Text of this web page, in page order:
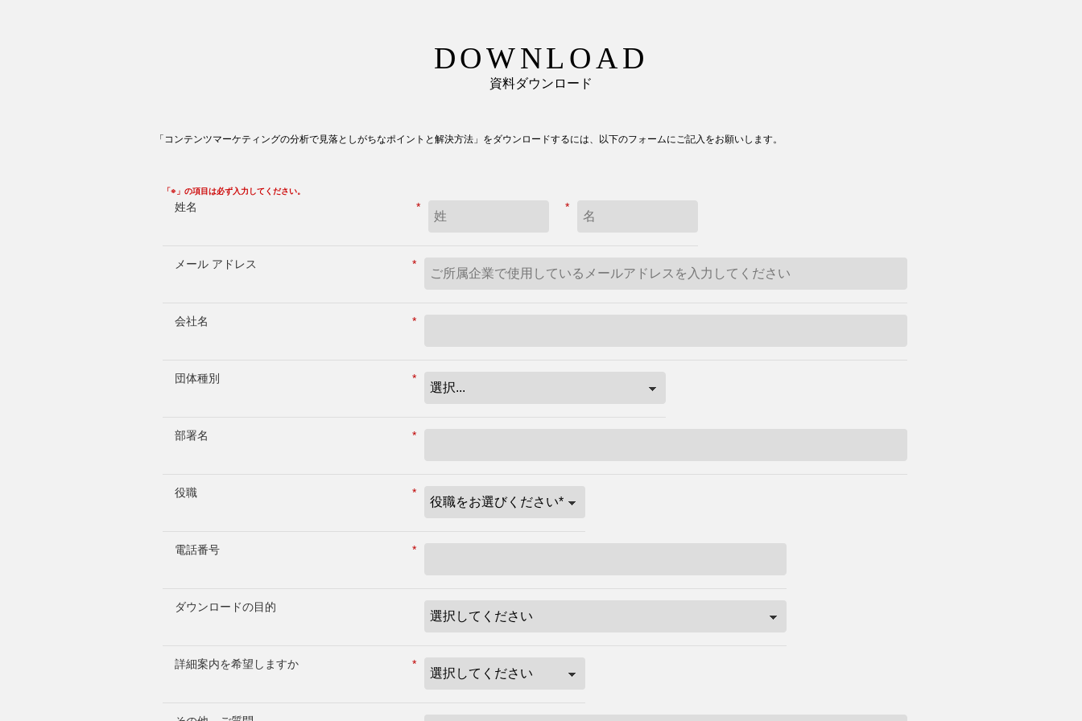
DOWNLOAD
資料ダウンロード
「コンテンツマーケティングの分析で見落としがちなポイントと解決方法」をダウンロードするには、以下のフォームにご記入をお願いします。
「※」の項目は必ず入力してください。
姓名 * *
*
メール アドレス
*
会社名
*
団体種別
*
部署名
*
役職
*
電話番号
ダウンロードの目的
*
詳細案内を希望しますか